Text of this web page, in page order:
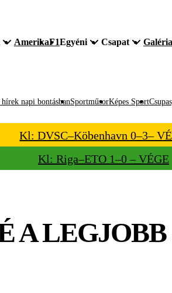
AmerikaF1Egyéni Csapat Galéria
napi bontásbanSportműsorKépes Sport
Kl: DVSC–Köbenhavn 0–3–
Kl: Riga–ETO 1–0 – VÉGE
A